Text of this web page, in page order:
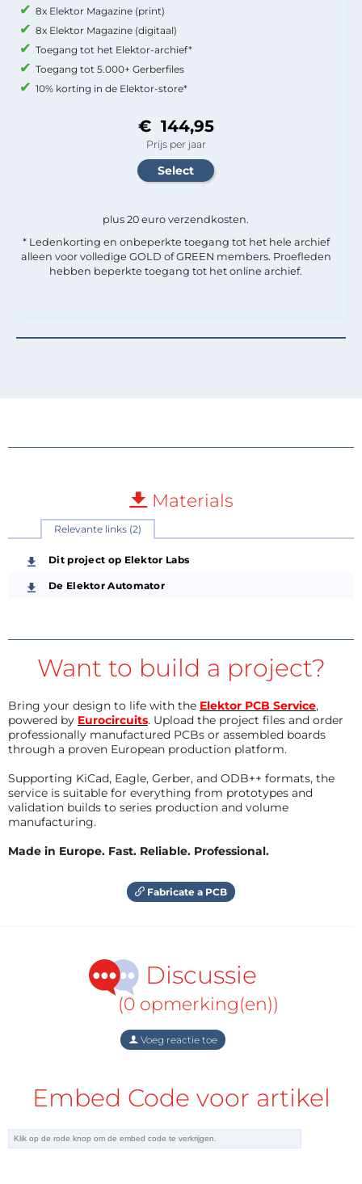
8x Elektor Magazine (print)
8x Elektor Magazine (digitaal)
Toegang tot het Elektor-archief*
Toegang tot 5.000+ Gerberfiles
10% korting in de Elektor-store*
€ 144,95
Prijs per jaar
plus 20 euro verzendkosten.
* Ledenkorting en onbeperkte toegang tot het hele archief
alleen voor volledige GOLD of GREEN members. Proefleden
hebben beperkte toegang tot het online archief.
Materials
Relevante links (2)
Dit project op Elektor Labs
De Elektor Automator
Want to build a project?
Bring your design to life with the Elektor PCB Service,
powered by Eurocircuits. Upload the project files and order
professionally manufactured PCBs or assembled boards
through a proven European production platform.
Supporting KiCad, Eagle, Gerber, and ODB++ formats, the
service is suitable for everything from prototypes and
validation builds to series production and volume
manufacturing.
Made in Europe. Fast. Reliable. Professional.
Fabricate a PCB
Discussie
(0 opmerking(en))
Voeg reactie toe
Embed Code voor artikel